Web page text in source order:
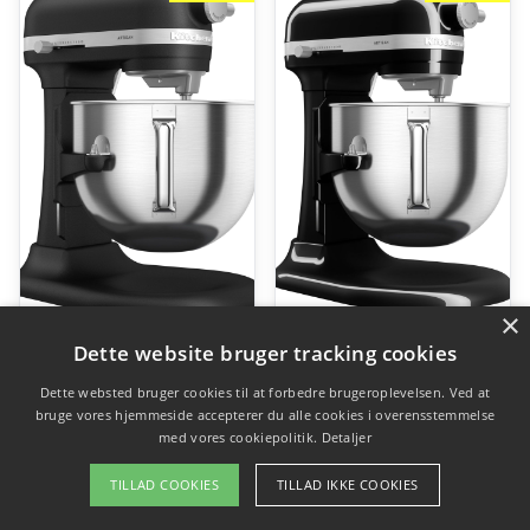
Kitchenaid Artisan 5KSM70SHXE røremaskine 6,6 liter, imperial black
kr.7.500,00 Den
oprindelige
pris
var:
kr.5.599,00 Den
aktuelle
pris
Gå til shop
kr.7.500,00 Den
oprindelige
pris
var:
kr.5.599,00
Gå til shop
×
Dette website bruger tracking cookies
Dette websted bruger cookies til at forbedre brugeroplevelsen. Ved at
bruge vores hjemmeside accepterer du alle cookies i overensstemmelse
med vores cookiepolitik. Detaljer
TILLAD COOKIES TILLAD IKKE COOKIES